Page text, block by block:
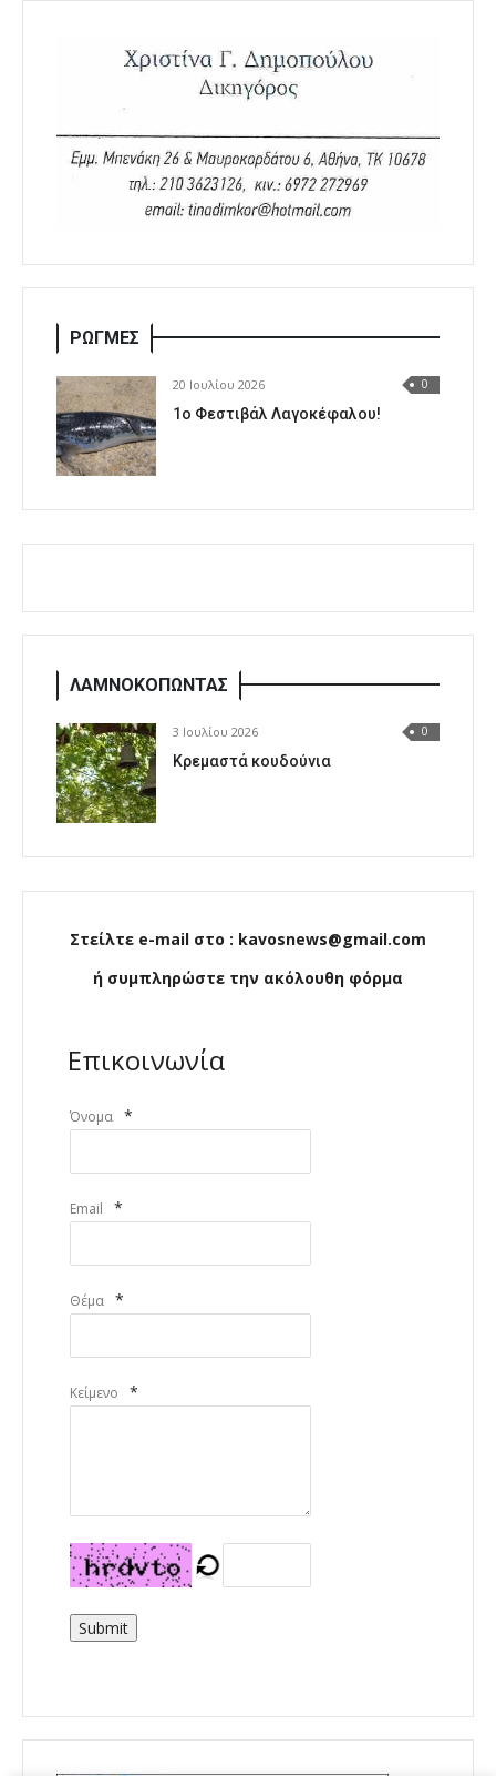
ΡΩΓΜΕΣ
20 Ιουλίου 2026 0
1o Φεστιβάλ Λαγοκέφαλου!
ΛΑΜΝΟΚΟΠΩΝΤΑΣ
3 Ιουλίου 2026 0
Κρεμαστά κουδούνια
Στείλτε e-mail στο : kavosnews@gmail.com
ή συμπληρώστε την ακόλουθη φόρμα
Επικοινωνία
Όνομα *
Email *
Θέμα *
Κείμενο *
Submit